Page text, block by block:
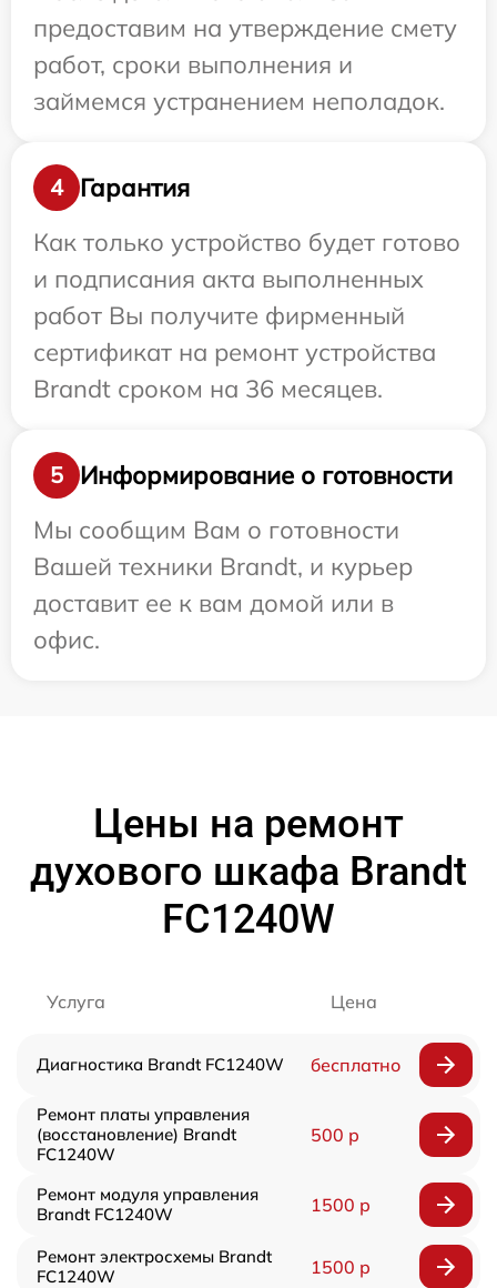
предоставим на утверждение смету
работ, сроки выполнения и
займемся устранением неполадок.
4
Гарантия
Как только устройство будет готово
и подписания акта выполненных
работ Вы получите фирменный
сертификат на ремонт устройства
Brandt сроком на 36 месяцев.
5
Информирование о готовности
Мы сообщим Вам о готовности
Вашей техники Brandt, и курьер
доставит ее к вам домой или в
офис.
Цены на ремонт
духового шкафа Brandt
FC1240W
Услуга Цена
Диагностика Brandt FC1240W бесплатно
Ремонт платы управления
(восстановление) Brandt
FC1240W
500 р
Ремонт модуля управления
Brandt FC1240W
1500 р
Ремонт электросхемы Brandt
FC1240W
1500 р